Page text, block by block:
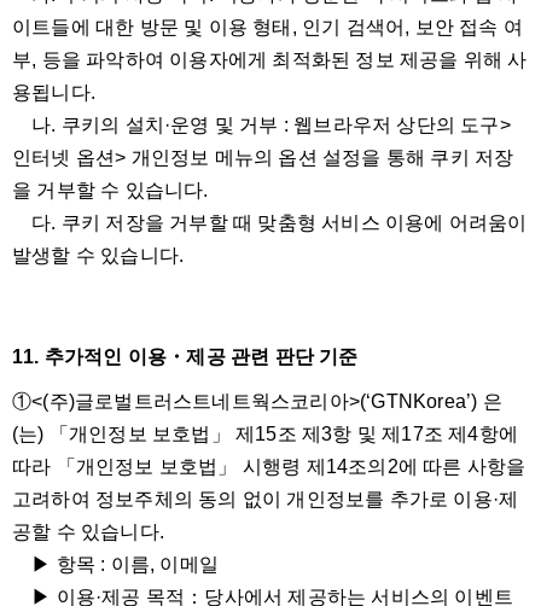
이트들에 대한 방문 및 이용 형태, 인기 검색어, 보안 접속 여
부, 등을 파악하여 이용자에게 최적화된 정보 제공을 위해 사
용됩니다.
나. 쿠키의 설치·운영 및 거부 : 웹브라우저 상단의 도구>
인터넷 옵션> 개인정보 메뉴의 옵션 설정을 통해 쿠키 저장
을 거부할 수 있습니다.
다. 쿠키 저장을 거부할 때 맞춤형 서비스 이용에 어려움이
발생할 수 있습니다.
11. 추가적인 이용・제공 관련 판단 기준
①<(주)글로벌트러스트네트웍스코리아>(‘GTNKorea’) 은
(는) 「개인정보 보호법」 제15조 제3항 및 제17조 제4항에
따라 「개인정보 보호법」 시행령 제14조의2에 따른 사항을
고려하여 정보주체의 동의 없이 개인정보를 추가로 이용·제
공할 수 있습니다.
▶ 항목 : 이름, 이메일
▶ 이용·제공 목적：당사에서 제공하는 서비스의 이벤트